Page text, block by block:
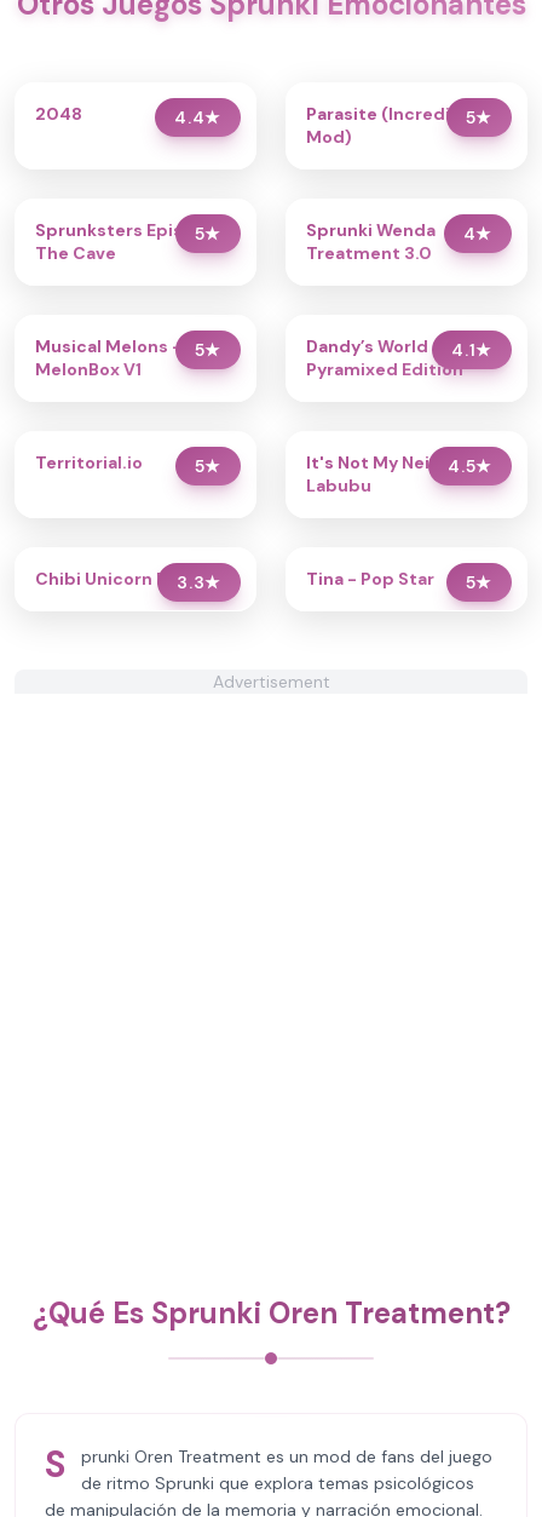
4.4★
2048 5★
Parasite (Incredibox
Mod)
5★
Sprunksters Episode 2:
The Cave
4★
Sprunki Wenda
Treatment 3.0
5★
Musical Melons –
MelonBox V1
4.1★
Dandy’s World
Pyramixed Edition
5★
Territorial.io 4.5★
It's Not My Neighbor:
Labubu
3.3★
Chibi Unicorn Dress Up 5★
Tina - Pop Star
Advertisement
¿Qué Es Sprunki Oren Treatment?
S
prunki Oren Treatment es un mod de fans del juego
de ritmo Sprunki que explora temas psicológicos
de manipulación de la memoria y narración emocional.